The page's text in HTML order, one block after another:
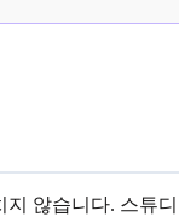
않습니다. 스튜